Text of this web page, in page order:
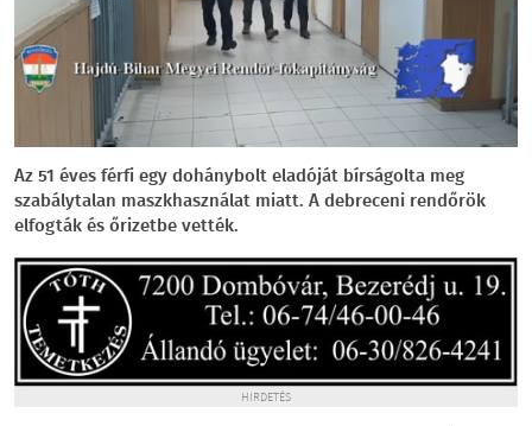
Az 51 éves férfi egy dohánybolt eladóját bírságolta meg
szabálytalan maszkhasználat miatt. A debreceni rendőrök
elfogták és őrizetbe vették.
HIRDETÉS